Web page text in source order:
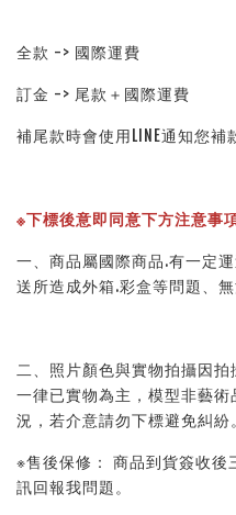
全款 -> 國際運費
訂金 -> 尾款＋國際運費
補尾款時會使用LINE通知您補
※下標後意即同意下方注意事
一、商品屬國際商品.有一定
送所造成外箱.彩盒等問題、
二、照片顏色與實物拍攝因
一律已實物為主，模型非藝
況，若介意請勿下標避免糾紛
※售後保修： 商品到貨簽收後
訊回報我問題。